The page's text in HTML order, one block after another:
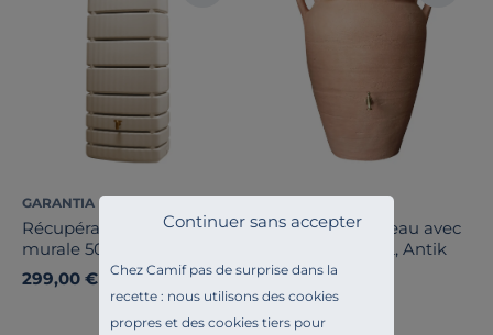
Chez Camif pas de surprise dans la
recette : nous utilisons des cookies
propres et des cookies tiers pour
Continuer sans accepter
GARANTIA
Récupérateur d'eau cuve
murale 500L, Slim Sable
299,00 €
Récupérateur d'eau avec
bac à fleurs 360L, Antik
569,00 €